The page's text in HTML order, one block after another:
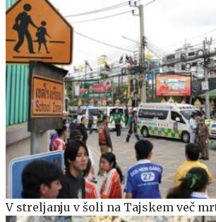
V streljanju v šoli na Tajskem več